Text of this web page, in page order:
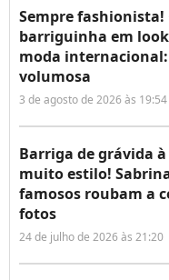
Sempre fashionista!
barriguinha em
moda
volumosa
3 de agosto de 2026 às 19:54
Barriga de grávida
muito estilo!
famosos roubam a
fotos
24 de julho de 2026 às 21:20